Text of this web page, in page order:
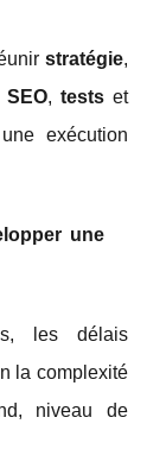
stratégie,
SEO, testset
exécution
une
les délais
la complexité
niveau de